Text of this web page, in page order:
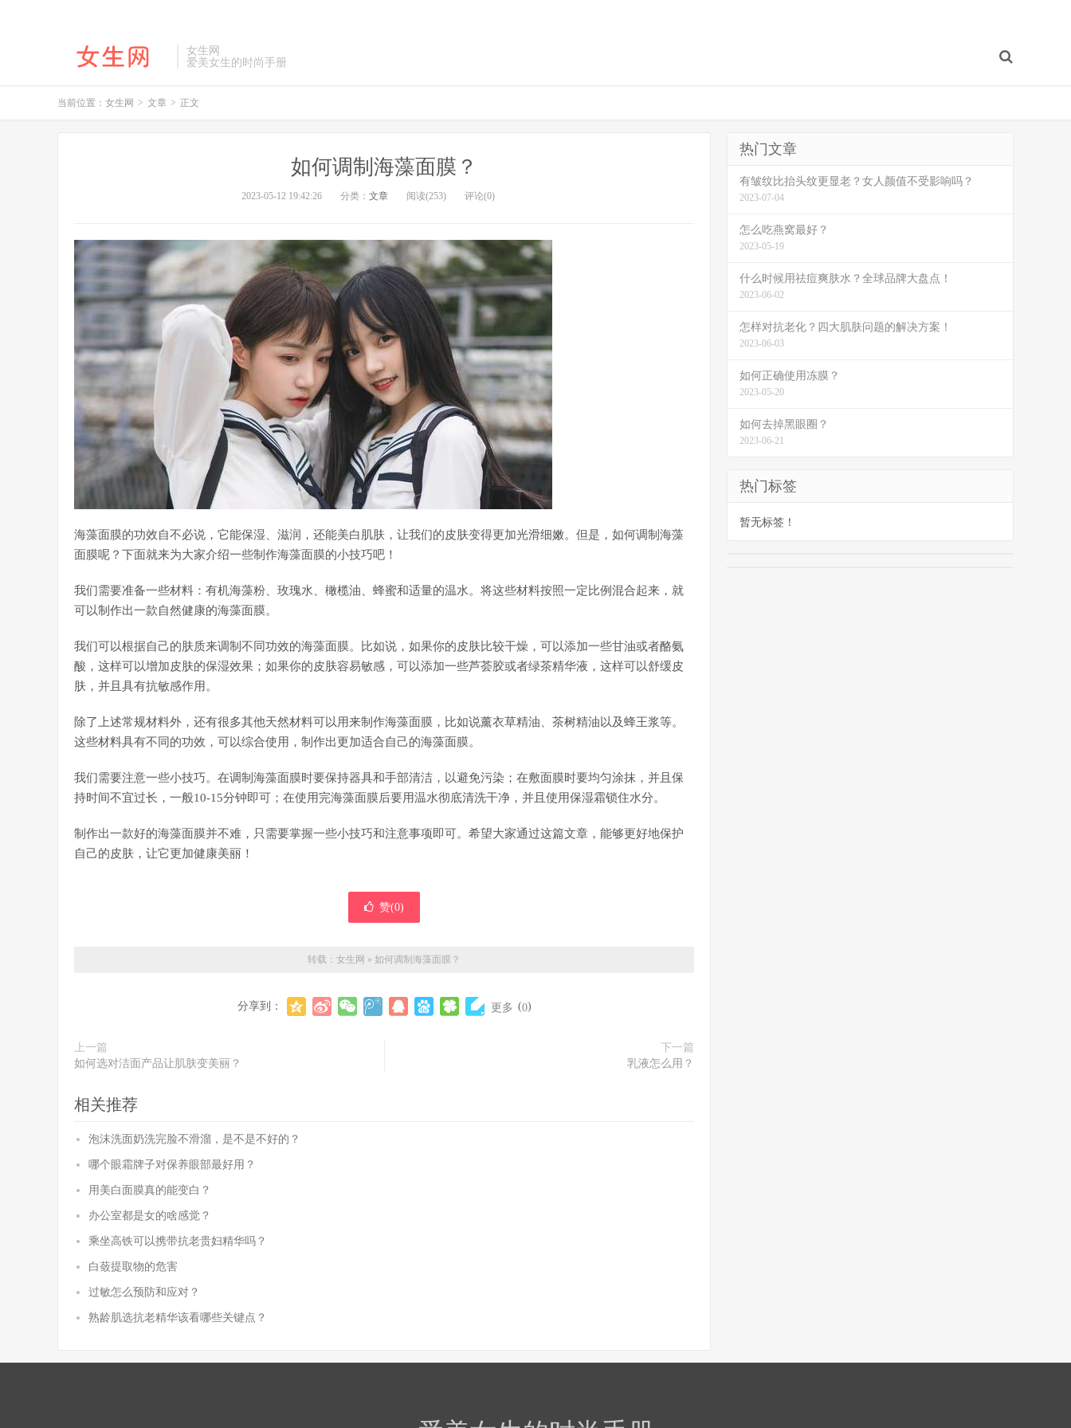
女生网
爱美女生的时尚手册
当前位置： 女生网 > 文章 > 正文
如何调制海藻面膜？
2023-05-12 19:42:26 分类： 文章 阅读(253) 评论(0)
海藻面膜的功效自不必说，它能保湿、滋润，还能美白肌肤，让我们的皮肤变得更加光滑细嫩。但是，如何调制海藻
面膜呢？下面就来为大家介绍一些制作海藻面膜的小技巧吧！
我们需要准备一些材料：有机海藻粉、玫瑰水、橄榄油、蜂蜜和适量的温水。将这些材料按照一定比例混合起来，就
可以制作出一款自然健康的海藻面膜。
我们可以根据自己的肤质来调制不同功效的海藻面膜。比如说，如果你的皮肤比较干燥，可以添加一些甘油或者酪氨
酸，这样可以增加皮肤的保湿效果；如果你的皮肤容易敏感，可以添加一些芦荟胶或者绿茶精华液，这样可以舒缓皮
肤，并且具有抗敏感作用。
除了上述常规材料外，还有很多其他天然材料可以用来制作海藻面膜，比如说薰衣草精油、茶树精油以及蜂王浆等。
这些材料具有不同的功效，可以综合使用，制作出更加适合自己的海藻面膜。
我们需要注意一些小技巧。在调制海藻面膜时要保持器具和手部清洁，以避免污染；在敷面膜时要均匀涂抹，并且保
持时间不宜过长，一般10-15分钟即可；在使用完海藻面膜后要用温水彻底清洗干净，并且使用保湿霜锁住水分。
制作出一款好的海藻面膜并不难，只需要掌握一些小技巧和注意事项即可。希望大家通过这篇文章，能够更好地保护
自己的皮肤，让它更加健康美丽！
赞(0)
转载： 女生网 » 如何调制海藻面膜？
分享到： 更多 (0)
上一篇
如何选对洁面产品让肌肤变美丽？
下一篇
乳液怎么用？
相关推荐
泡沫洗面奶洗完脸不滑溜，是不是不好的？
哪个眼霜牌子对保养眼部最好用？
用美白面膜真的能变白？
办公室都是女的啥感觉？
乘坐高铁可以携带抗老贵妇精华吗？
白蔹提取物的危害
过敏怎么预防和应对？
熟龄肌选抗老精华该看哪些关键点？
热门文章
有皱纹比抬头纹更显老？女人颜值不受影响吗？
2023-07-04
怎么吃燕窝最好？
2023-05-19
什么时候用祛痘爽肤水？全球品牌大盘点！
2023-06-02
怎样对抗老化？四大肌肤问题的解决方案！
2023-06-03
如何正确使用冻膜？
2023-05-20
如何去掉黑眼圈？
2023-06-21
热门标签
暂无标签！